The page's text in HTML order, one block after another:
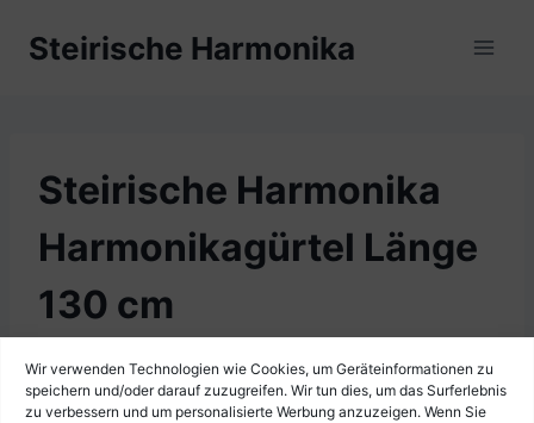
Wir verwenden Technologien wie Cookies, um Geräteinformationen zu
speichern und/oder darauf zuzugreifen. Wir tun dies, um das Surferlebnis
zu verbessern und um personalisierte Werbung anzuzeigen. Wenn Sie
InhaltSteirische Harmonika
Steirische Harmonika
Harmonikagürtel Länge
130 cm